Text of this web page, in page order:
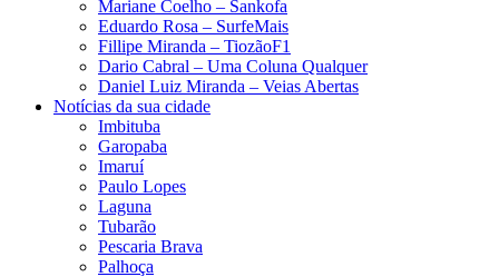
Mariane Coelho – Sankofa
Eduardo Rosa​ – SurfeMais
Fillipe Miranda – TiozãoF1
Dario Cabral – Uma Coluna Qualquer
Daniel Luiz Miranda – Veias Abertas
Notícias da sua cidade
Imbituba
Garopaba
Imaruí
Paulo Lopes
Laguna
Tubarão
Pescaria Brava
Palhoça